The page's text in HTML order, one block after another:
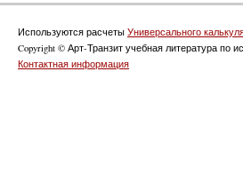
Используются расчеты Универсального
Copyright © Арт-Транзит учебная литература по
Контактная информация